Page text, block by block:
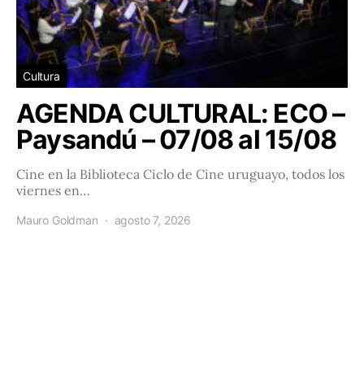
Cultura
AGENDA CULTURAL: ECO –
Paysandú – 07/08 al 15/08
Cine en la Biblioteca Ciclo de Cine uruguayo, todos los
viernes en…
Mauro Goldman agosto 7, 2026